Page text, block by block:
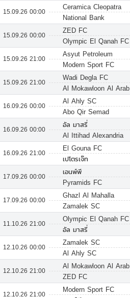
15.09.26 00:00
Ceramica Cleopatra
National Bank
15.09.26 00:00
ZED FC
Olympic El Qanah FC
15.09.26 21:00
Asyut Petroleum
Modern Sport FC
15.09.26 21:00
Wadi Degla FC
Al Mokawloon Al Arab
16.09.26 00:00
Al Ahly SC
Abo Qir Semad
16.09.26 00:00
อัล มาสรี่
Al Ittihad Alexandria
16.09.26 21:00
El Gouna FC
เปโตรเจ๊ท
17.09.26 00:00
เอนพ์พี
Pyramids FC
17.09.26 00:00
Ghazl Al Mahalla
Zamalek SC
11.10.26 21:00
Olympic El Qanah FC
อัล มาสรี่
12.10.26 00:00
Zamalek SC
Al Ahly SC
12.10.26 21:00
Al Mokawloon Al Arab
ZED FC
12.10.26 21:00
Modern Sport FC